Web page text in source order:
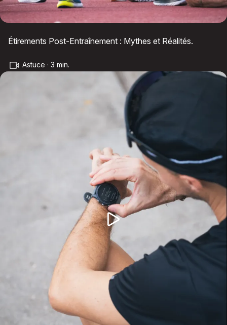
Étirements Post-Entraînement : Mythes et Réalités.
Astuce · 3 min.